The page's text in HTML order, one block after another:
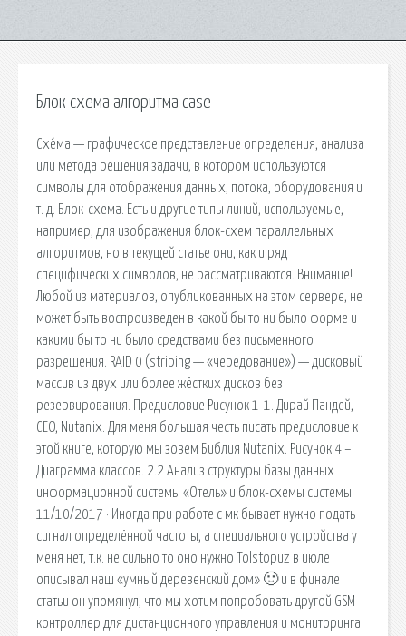
Блок схема алгоритма case
Схе́ма — графическое представление определения, анализа
или метода решения задачи, в котором используются
символы для отображения данных, потока, оборудования и
т. д. Блок-схема. Есть и другие типы линий, используемые,
например, для изображения блок-схем параллельных
алгоритмов, но в текущей статье они, как и ряд
специфических символов, не рассматриваются. Внимание!
Любой из материалов, опубликованных на этом сервере, не
может быть воспроизведен в какой бы то ни было форме и
какими бы то ни было средствами без письменного
разрешения. RAID 0 (striping — «чередование») — дисковый
массив из двух или более жёстких дисков без
резервирования. Предисловие Рисунок 1-1. Дирай Пандей,
CEO, Nutanix. Для меня большая честь писать предисловие к
этой книге, которую мы зовем Библия Nutanix. Рисунок 4 –
Диаграмма классов. 2.2 Анализ структуры базы данных
информационной системы «Отель» и блок-схемы системы.
11/10/2017 · Иногда при работе с мк бывает нужно подать
сигнал определённой частоты, а специального устройства у
меня нет, т.к. не сильно то оно нужно Tolstopuz в июле
описывал наш «умный деревенский дом» 🙂 и в финале
статьи он упомянул, что мы хотим попробовать другой GSM
контроллер для дистанционного управления и мониторинга